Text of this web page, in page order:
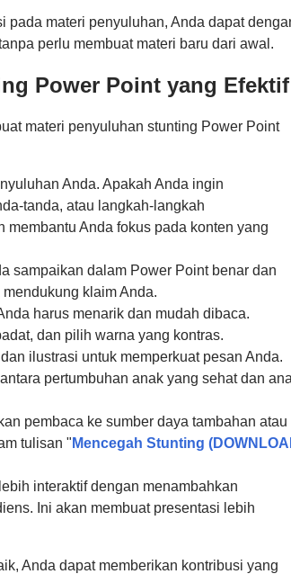
pada materi penyuluhan, Anda dapat
perlu membuat materi baru dari awal.
Power Point yang Efektif
materi penyuluhan stunting Power Point
Anda. Apakah Anda ingin
tanda, atau langkah-langkah
Anda fokus pada konten yang
sampaikan dalam Power Point benar dan
klaim Anda.
harus menarik dan mudah dibaca.
dan pilih warna yang kontras.
ilustrasi untuk memperkuat pesan Anda.
pertumbuhan anak yang sehat dan
pembaca ke sumber daya tambahan atau
tulisan " Mencegah Stunting
interaktif dengan menambahkan
Ini akan membuat presentasi lebih
Anda dapat memberikan kontribusi yang